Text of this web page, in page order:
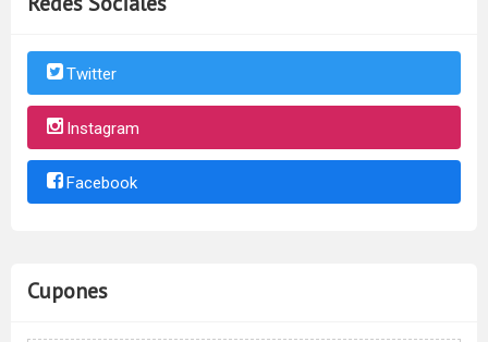
Twitter
Instagram
Facebook
Cupones